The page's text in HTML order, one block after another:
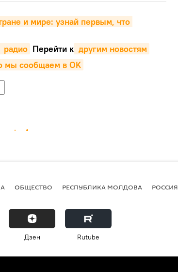
и мире: узнай первым, что
радио Перейти к другим новостям
мы сообщаем в OK
ОБЩЕСТВО РЕСПУБЛИКА МОЛДОВА РОССИЯ
Дзен Rutube